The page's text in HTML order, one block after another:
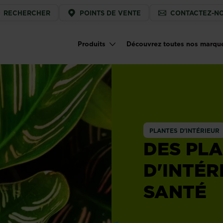
RECHERCHER POINTS DE VENTE CONTACTEZ-
Main navigation
Produits Découvrez toutes nos
PLANTES D'INTÉRIEUR
DES
SANTÉ